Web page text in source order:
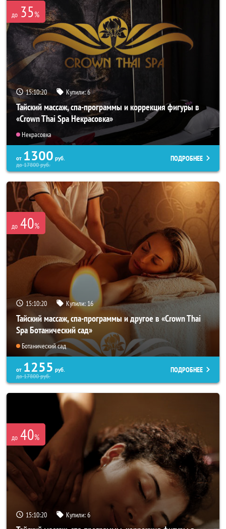
до 35%
15:10:18 Купили:6
Тайский массаж, спа-программы и коррекция фигуры в
«Crown Thai Spa Некрасовка»
Некрасовка
от 1300 руб.
до17800руб.
ПОДРОБНЕЕ
до 40%
15:10:18 Купили: 16
Тайский массаж, спа-программы и другое в «Crown Thai
Spa Ботанический сад»
Ботанический сад
от 1255 руб.
до17800руб.
ПОДРОБНЕЕ
до 40%
15:10:18 Купили:6